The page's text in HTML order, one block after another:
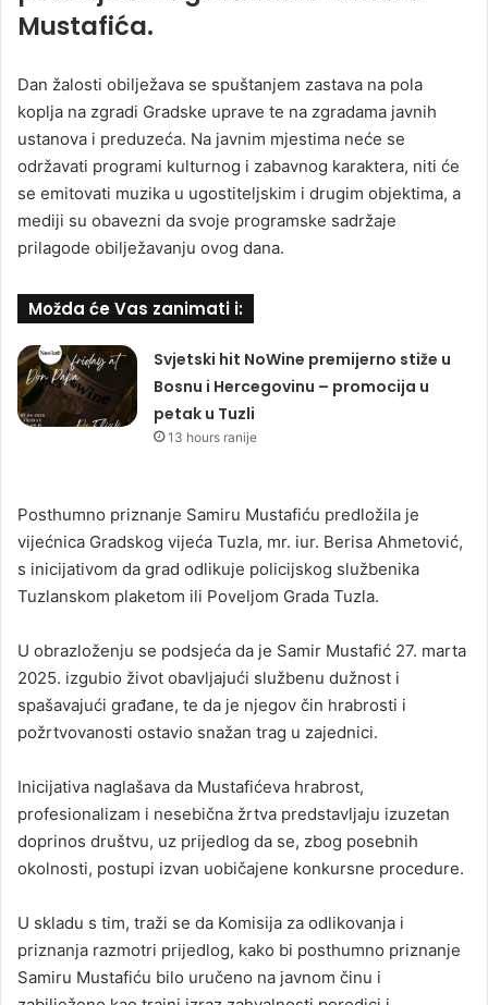
Mustafića.
Dan žalosti obilježava se spuštanjem zastava na pola
koplja na zgradi Gradske uprave te na zgradama javnih
ustanova i preduzeća. Na javnim mjestima neće se
održavati programi kulturnog i zabavnog karaktera, niti će
se emitovati muzika u ugostiteljskim i drugim objektima, a
mediji su obavezni da svoje programske sadržaje
prilagode obilježavanju ovog dana.
Možda će Vas zanimati i:
Svjetski hit NoWine premijerno stiže u
Bosnu i Hercegovinu – promocija u
petak u Tuzli
13 hours ranije
Posthumno priznanje Samiru Mustafiću predložila je
vijećnica Gradskog vijeća Tuzla, mr. iur. Berisa Ahmetović,
s inicijativom da grad odlikuje policijskog službenika
Tuzlanskom plaketom ili Poveljom Grada Tuzla.
U obrazloženju se podsjeća da je Samir Mustafić 27. marta
2025. izgubio život obavljajući službenu dužnost i
spašavajući građane, te da je njegov čin hrabrosti i
požrtvovanosti ostavio snažan trag u zajednici.
Inicijativa naglašava da Mustafićeva hrabrost,
profesionalizam i nesebična žrtva predstavljaju izuzetan
doprinos društvu, uz prijedlog da se, zbog posebnih
okolnosti, postupi izvan uobičajene konkursne procedure.
U skladu s tim, traži se da Komisija za odlikovanja i
priznanja razmotri prijedlog, kako bi posthumno priznanje
Samiru Mustafiću bilo uručeno na javnom činu i